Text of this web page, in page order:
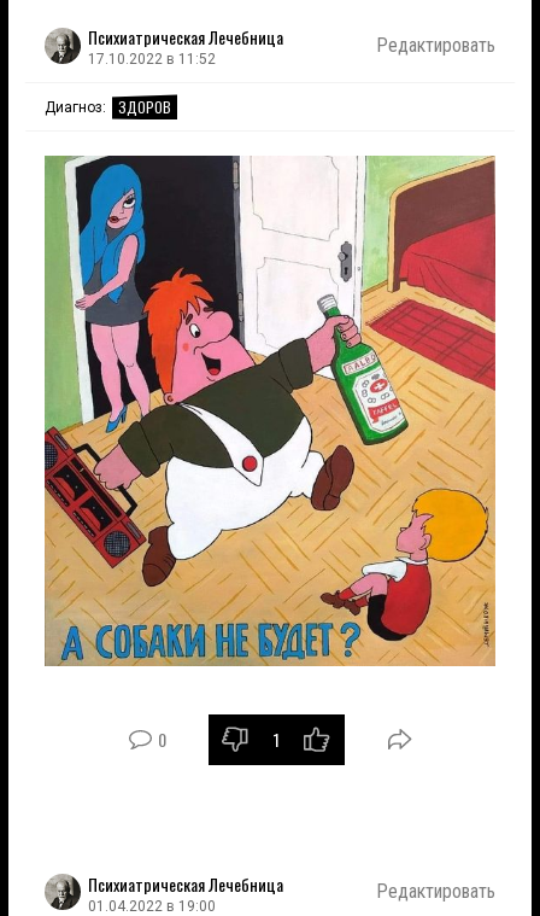
Психиатрическая Лечебница
17.10.2022 в 11:52
Редактировать
Диагноз: ЗДОРОВ
0 1
Психиатрическая Лечебница
01.04.2022 в 19:00
Редактировать